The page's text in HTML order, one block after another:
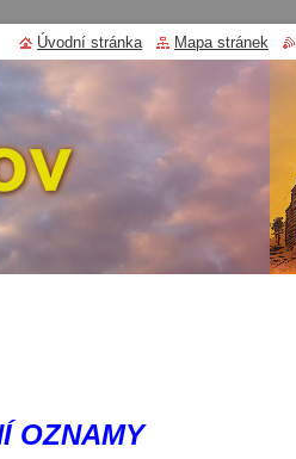
OZNAMY
Úvodní stránka Mapa stránek